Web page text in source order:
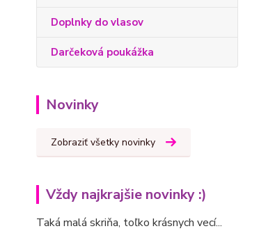
Doplnky do vlasov
Darčeková poukážka
Novinky
Zobraziť všetky novinky
Vždy najkrajšie novinky :)
Taká malá skriňa, toľko krásnych vecí...